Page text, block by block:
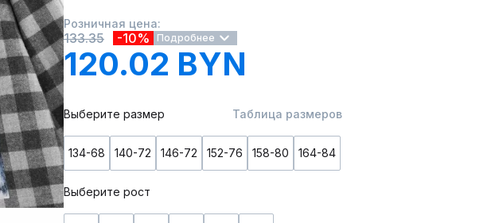
Розничная цена:
133.35 -10% Подробнее
120.02 BYN
Выберите размер Таблица размеров
134-68 140-72 146-72 152-76 158-80 164-84
Выберите рост